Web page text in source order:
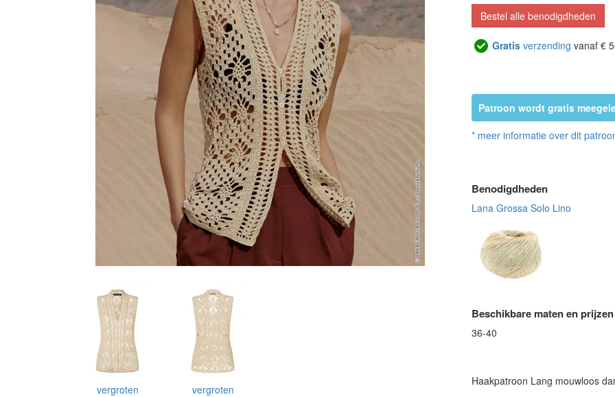
vergroten vergroten
Bestel alle benodigdheden
Gratis verzending vanaf €
Patroon wordt gratis
* meer informatie over dit
Benodigdheden
Lana Grossa Solo Lino
Beschikbare maten en prijzen
36-40
Haakpatroon Lang mouwloos